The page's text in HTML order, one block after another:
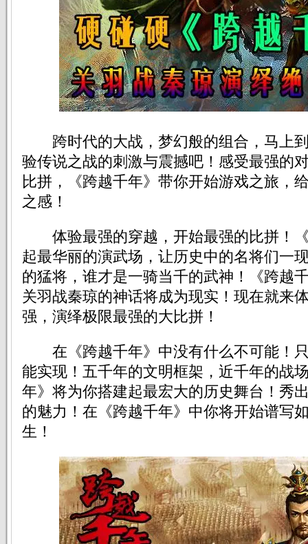
跨时代的大战，梦幻般的组合，马上
验传说之战的刺激与震撼吧！感受最强的
比拼，《跨越千年》带你开始游戏之旅，
之感！
体验最强的穿越，开始最强的比拼！
起最华丽的演武场，让历史中的名将们一
的猛将，谁才是一骑当千的武神！《跨越
关羽战秦琼的神话将成为现实！现在就来
强，演绎极限最强的大比拼！
在《跨越千年》中没有什么不可能！
能实现！五千年的文明框架，近千年的战
年》将为你搭建起最宏大的历史舞台！秀
的魅力！在《跨越千年》中你将开始谱写
生！